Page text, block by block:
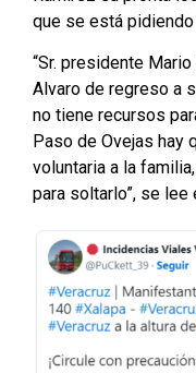
que se está
“Sr. presidente
Alvaro de regreso a
no tiene recursos
Paso de Ovejas hay
voluntaria a la
para soltarlo”, se lee